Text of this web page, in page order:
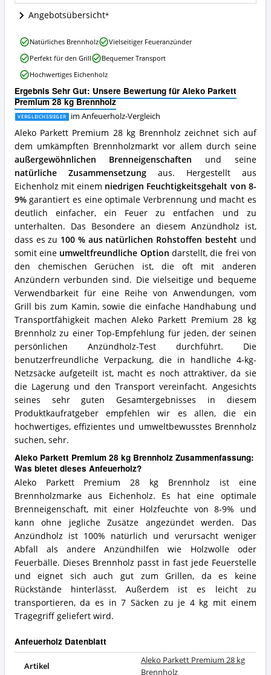
ist
dieses
erhältlich?
Angebotsübersicht
Ergebnis Sehr Gut: Unsere Bewertung für Aleko Parkett
Premium 28 kg Brennholz
VERGLEICHSSIEGER im Anfeuerholz-Vergleich
Aleko Parkett Premium 28 kg Brennholz zeichnet sich auf
dem umkämpften Brennholzmarkt vor allem durch seine
außergewöhnlichen Brenneigenschaften und seine
natürliche Zusammensetzungaus. Hergestellt aus
Eichenholz mit einem niedrigen Feuchtigkeitsgehalt von 8-
9%garantiert es eine optimale Verbrennung und macht es
deutlich einfacher, ein Feuer zu entfachen und zu
unterhalten. Das Besondere an diesem Anzündholz ist,
dass es zu 100 % aus natürlichen Rohstoffen besteht und
somit eine umweltfreundliche Option darstellt, die frei von
den chemischen Gerüchen ist, die oft mit anderen
Anzündern verbunden sind. Die vielseitige und bequeme
Verwendbarkeit für eine Reihe von Anwendungen, vom
Grill bis zum Kamin, sowie die einfache Handhabung und
Transportfähigkeit machen Aleko Parkett Premium 28 kg
Brennholz zu einer Top-Empfehlung für jeden, der seinen
persönlichen Anzündholz-Test durchführt. Die
benutzerfreundliche Verpackung, die in handliche 4-kg-
Netzsäcke aufgeteilt ist, macht es noch attraktiver, da sie
die Lagerung und den Transport vereinfacht. Angesichts
seines sehr guten Gesamtergebnisses in diesem
Produktkaufratgeber empfehlen wir es allen, die ein
hochwertiges, effizientes und umweltbewusstes Brennholz
suchen, sehr.
Aleko Parkett Premium 28 kg Brennholz Zusammenfassung:
Was bietet dieses Anfeuerholz?
Aleko Parkett Premium 28 kg Brennholz ist eine
Brennholzmarke aus Eichenholz. Es hat eine optimale
Brenneigenschaft, mit einer Holzfeuchte von 8-9% und
kann ohne jegliche Zusätze angezündet werden. Das
Anzündholz ist 100% natürlich und verursacht weniger
Abfall als andere Anzündhilfen wie Holzwolle oder
Feuerbälle. Dieses Brennholz passt in fast jede Feuerstelle
und eignet sich auch gut zum Grillen, da es keine
Rückstände hinterlässt. Außerdem ist es leicht zu
transportieren, da es in 7 Säcken zu je 4 kg mit einem
Tragegriff geliefert wird.
Anfeuerholz Datenblatt
Artikel
Aleko Parkett Premium 28 kg
Brennholz
Aleko
Parkett
Premium
28
Brennholz
Vorteile:
Was
spricht
für
dieses
Anfeuerholz?
Natürliches Brennholz
Vielseitiger Feueranzünder
Perfekt für den Grill
Bequemer Transport
Hochwertiges Eichenholz